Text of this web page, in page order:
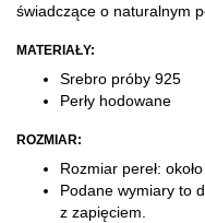
świadczące o naturalnym
MATERIAŁY:
Srebro próby 925
Perły hodowane
ROZMIAR:
Rozmiar pereł:
Podane wymiary to
z zapięciem.